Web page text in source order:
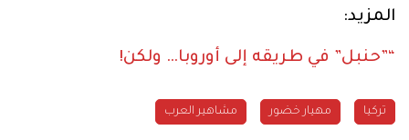
المزيد:
“”حنبل” في طريقه إلى أوروبا… ولكن!
تركيا مهيار خضور مشاهير العرب